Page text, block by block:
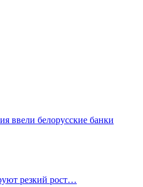
ввели белорусские банки
резкий рост…